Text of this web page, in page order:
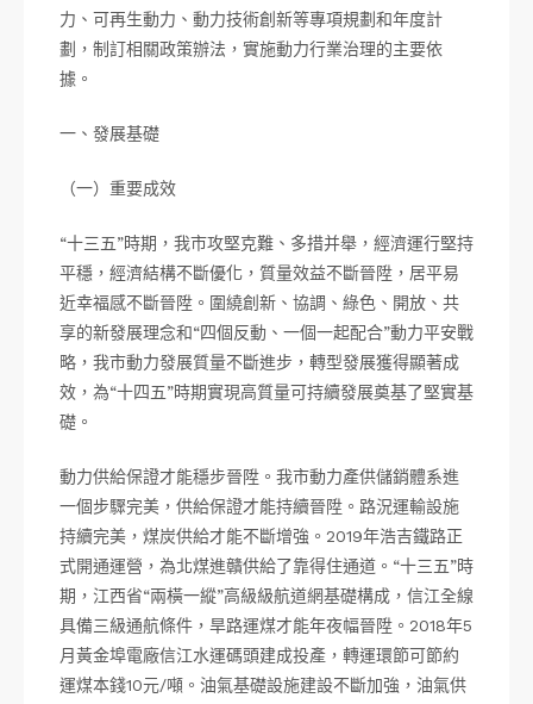
力、可再生動力、動力技術創新等專項規劃和年度計
劃，制訂相關政策辦法，實施動力行業治理的主要依
據。
一、發展基礎
（一）重要成效
“十三五”時期，我市攻堅克難、多措并舉，經濟運行堅持
平穩，經濟結構不斷優化，質量效益不斷晉陞，居平易
近幸福感不斷晉陞。圍繞創新、協調、綠色、開放、共
享的新發展理念和“四個反動、一個一起配合”動力平安戰
略，我市動力發展質量不斷進步，轉型發展獲得顯著成
效，為“十四五”時期實現高質量可持續發展奠基了堅實基
礎。
動力供給保證才能穩步晉陞。我市動力產供儲銷體系進
一個步驟完美，供給保證才能持續晉陞。路況運輸設施
持續完美，煤炭供給才能不斷增強。2019年浩吉鐵路正
式開通運營，為北煤進贛供給了靠得住通道。“十三五”時
期，江西省“兩橫一縱”高級級航道網基礎構成，信江全線
具備三級通航條件，旱路運煤才能年夜幅晉陞。2018年5
月黃金埠電廠信江水運碼頭建成投產，轉運環節可節約
運煤本錢10元/噸。油氣基礎設施建設不斷加強，油氣供